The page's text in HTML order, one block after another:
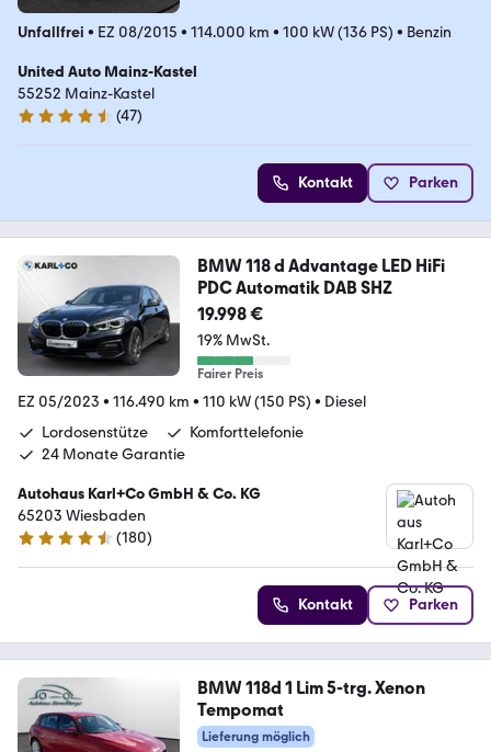
Unfallfrei • EZ 08/2015 • 114.000 km • 100 kW (136 PS) • Benzin
United Auto Mainz-Kastel
55252 Mainz-Kastel
4.7 Sterne
(47)
Kontakt Parken
BMW 118 d Advantage LED HiFi
PDC Automatik DAB SHZ
19.998 €
19% MwSt.
Fairer Preis
EZ 05/2023 • 116.490 km • 110 kW (150 PS) • Diesel
Lordosenstütze
Komforttelefonie
24 Monate Garantie
Autohaus Karl+Co GmbH & Co. KG
65203 Wiesbaden
4.5 Sterne
(180)
Kontakt Parken
BMW 118d 1 Lim 5-trg. Xenon
Tempomat
Lieferung möglich